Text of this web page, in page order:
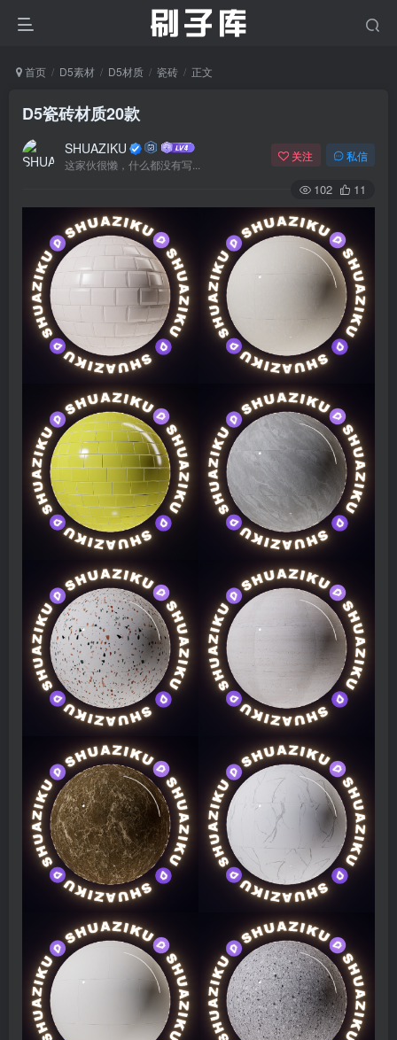
首页 D5素材 D5材质 瓷砖 正文
D5瓷砖材质20款
SHUAZIKU
这家伙很懒，什么都没有写...
关注 私信
102 11